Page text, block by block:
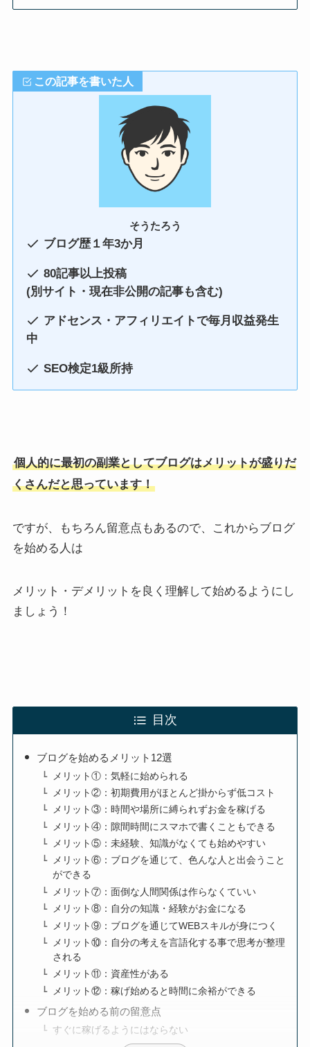
この記事を書いた人
そうたろう
ブログ歴１年3か月
80記事以上投稿
(別サイト・現在非公開の記事も含む)
アドセンス・アフィリエイトで毎月収益発生
中
SEO検定1級所持
個人的に最初の副業としてブログはメリットが盛りだ
くさんだと思っています！
ですが、もちろん留意点もあるので、これからブログ
を始める人は
メリット・デメリットを良く理解して始めるようにし
ましょう！
目次
ブログを始めるメリット12選
メリット①：気軽に始められる
メリット②：初期費用がほとんど掛からず低コスト
メリット③：時間や場所に縛られずお金を稼げる
メリット④：隙間時間にスマホで書くこともできる
メリット⑤：未経験、知識がなくても始めやすい
メリット⑥：ブログを通じて、色んな人と出会うこと
ができる
メリット⑦：面倒な人間関係は作らなくていい
メリット⑧：自分の知識・経験がお金になる
メリット⑨：ブログを通じてWEBスキルが身につく
メリット⑩：自分の考えを言語化する事で思考が整理
される
メリット⑪：資産性がある
メリット⑫：稼げ始めると時間に余裕ができる
ブログを始める前の留意点
すぐに稼げるようにはならない